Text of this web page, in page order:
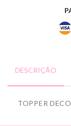
DESCRIÇÃO
TOPPER